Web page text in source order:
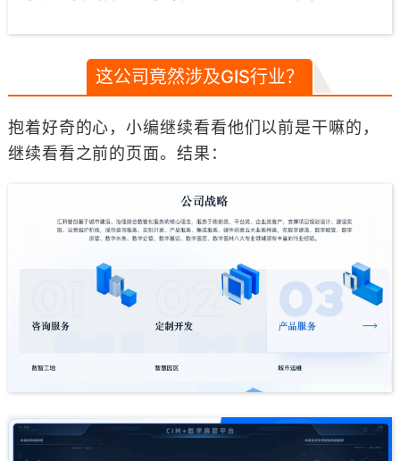
这公司竟然涉及GIS行业？
抱着好奇的心，小编继续看看他们以前是干嘛的，
继续看看之前的页面。结果：